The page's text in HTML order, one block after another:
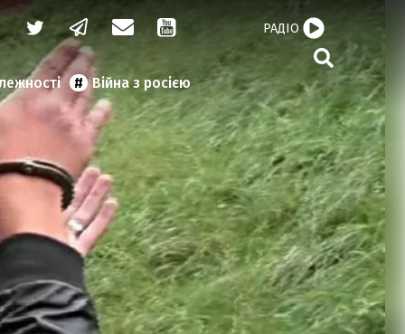
Війна з росією
РАДІО